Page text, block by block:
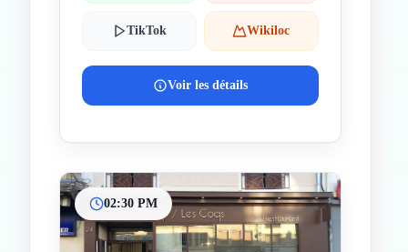
TikTok Wikiloc
Voir les détails
02:30 PM